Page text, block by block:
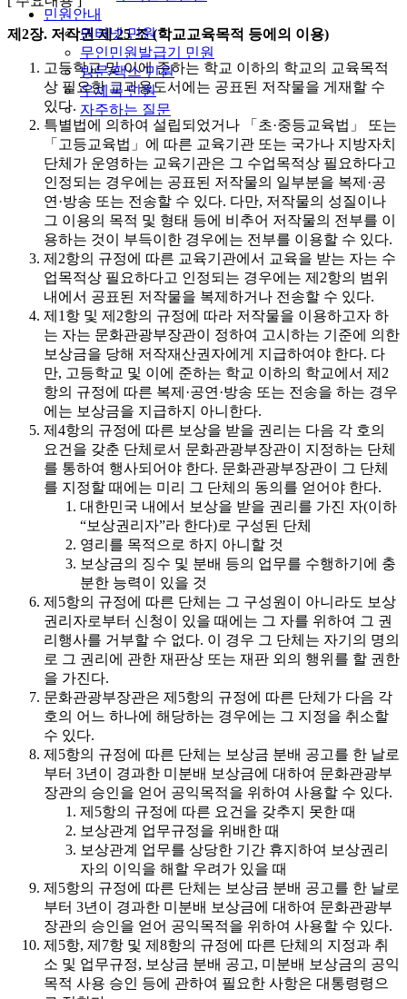
민원안내
인터넷 민원
무인민원발급기 민원
방문/팩스 민원
우체국 민원
자주하는 질문
제2장. 저작권 제 25 조 (학교교육목적 등에의 이용)
고등학교 및 이에 준하는 학교 이하의 학교의 교육목적
상 필요한 교과용도서에는 공표된 저작물을 게재할 수
있다.
특별법에 의하여 설립되었거나 「초·중등교육법」 또는
「고등교육법」에 따른 교육기관 또는 국가나 지방자치
단체가 운영하는 교육기관은 그 수업목적상 필요하다고
인정되는 경우에는 공표된 저작물의 일부분을 복제·공
연·방송 또는 전송할 수 있다. 다만, 저작물의 성질이나
그 이용의 목적 및 형태 등에 비추어 저작물의 전부를 이
용하는 것이 부득이한 경우에는 전부를 이용할 수 있다.
제2항의 규정에 따른 교육기관에서 교육을 받는 자는 수
업목적상 필요하다고 인정되는 경우에는 제2항의 범위
내에서 공표된 저작물을 복제하거나 전송할 수 있다.
제1항 및 제2항의 규정에 따라 저작물을 이용하고자 하
는 자는 문화관광부장관이 정하여 고시하는 기준에 의한
보상금을 당해 저작재산권자에게 지급하여야 한다. 다
만, 고등학교 및 이에 준하는 학교 이하의 학교에서 제2
항의 규정에 따른 복제·공연·방송 또는 전송을 하는 경우
에는 보상금을 지급하지 아니한다.
제4항의 규정에 따른 보상을 받을 권리는 다음 각 호의
요건을 갖춘 단체로서 문화관광부장관이 지정하는 단체
를 통하여 행사되어야 한다. 문화관광부장관이 그 단체
를 지정할 때에는 미리 그 단체의 동의를 얻어야 한다.
대한민국 내에서 보상을 받을 권리를 가진 자(이하
“보상권리자”라 한다)로 구성된 단체
영리를 목적으로 하지 아니할 것
보상금의 징수 및 분배 등의 업무를 수행하기에 충
분한 능력이 있을 것
제5항의 규정에 따른 단체는 그 구성원이 아니라도 보상
권리자로부터 신청이 있을 때에는 그 자를 위하여 그 권
리행사를 거부할 수 없다. 이 경우 그 단체는 자기의 명의
로 그 권리에 관한 재판상 또는 재판 외의 행위를 할 권한
을 가진다.
문화관광부장관은 제5항의 규정에 따른 단체가 다음 각
호의 어느 하나에 해당하는 경우에는 그 지정을 취소할
수 있다.
제5항의 규정에 따른 단체는 보상금 분배 공고를 한 날로
부터 3년이 경과한 미분배 보상금에 대하여 문화관광부
장관의 승인을 얻어 공익목적을 위하여 사용할 수 있다.
제5항의 규정에 따른 요건을 갖추지 못한 때
보상관계 업무규정을 위배한 때
보상관계 업무를 상당한 기간 휴지하여 보상권리
자의 이익을 해할 우려가 있을 때
제5항의 규정에 따른 단체는 보상금 분배 공고를 한 날로
부터 3년이 경과한 미분배 보상금에 대하여 문화관광부
장관의 승인을 얻어 공익목적을 위하여 사용할 수 있다.
제5항, 제7항 및 제8항의 규정에 따른 단체의 지정과 취
소 및 업무규정, 보상금 분배 공고, 미분배 보상금의 공익
목적 사용 승인 등에 관하여 필요한 사항은 대통령령으